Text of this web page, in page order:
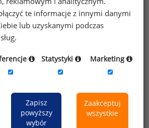
pracy
emerytalne
i kart przedpłacone
te informacje z innymi danymi
lub uzyskanymi podczas
Statystyki Marketing
Zapisz
powyższy
wybór
Zaakceptuj
wszystkie